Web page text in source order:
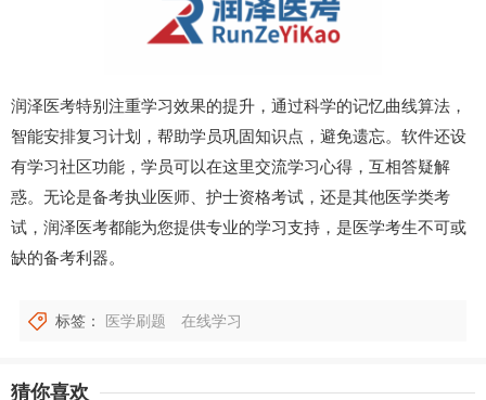
润泽医考特别注重学习效果的提升，通过科学的记忆曲线算法，
智能安排复习计划，帮助学员巩固知识点，避免遗忘。软件还设
有学习社区功能，学员可以在这里交流学习心得，互相答疑解
惑。无论是备考执业医师、护士资格考试，还是其他医学类考
试，润泽医考都能为您提供专业的学习支持，是医学考生不可或
缺的备考利器。
标签： 医学刷题 在线学习
猜你喜欢